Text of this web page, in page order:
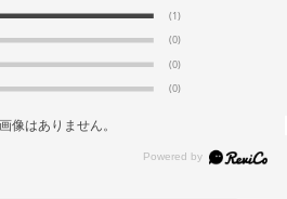
(1)
(0)
(0)
(0)
像はありません。